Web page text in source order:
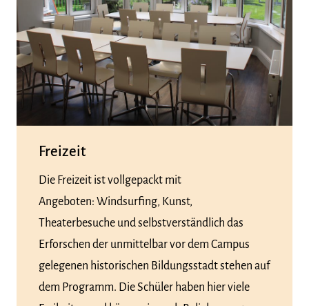
Freizeit
Die Freizeit ist vollgepackt mit
Angeboten: Windsurfing, Kunst,
Theaterbesuche und selbstverständlich das
Erforschen der unmittelbar vor dem Campus
gelegenen historischen Bildungsstadt stehen auf
dem Programm. Die Schüler haben hier viele